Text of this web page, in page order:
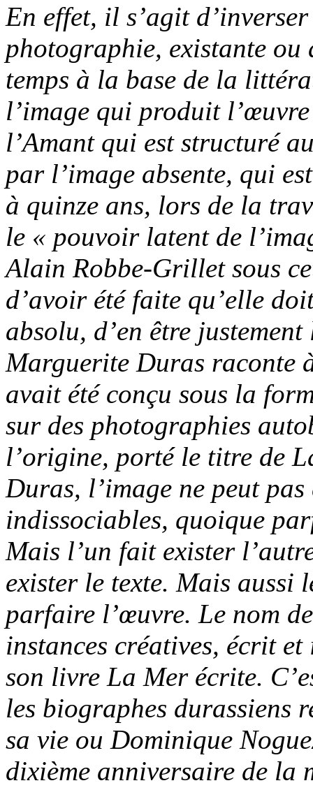
En effet, il s’agit
photographie, existante ou
temps à la base de la
l’image qui produit
l’Amantqui est structuré
par l’image absente, qui
à quinze ans, lors de la
le « pouvoir latent de
Alain Robbe-Grillet sous
d’avoir été faite qu’elle
absolu, d’en être
Marguerite Duras raconte
avait été conçu sous la
sur des photographies
l’origine, porté le titre de
Duras, l’image ne peut
indissociables, quoique
Mais l’un fait exister
exister le texte. Mais aussi
parfaire l’œuvre. Le nom
instances créatives, écrit
son livre La Mer écrite.
les biographes durassiens
sa vie ou Dominique
dixième anniversaire de la